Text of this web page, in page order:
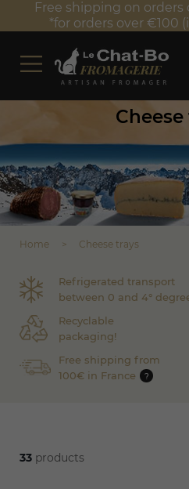
Free shipping on orders
*for orders over €100
Home Cheese trays
Refrigerated transport
between 0 and 4°
Recyclable
packaging!
Free shipping from
100€ in France
?
33 products